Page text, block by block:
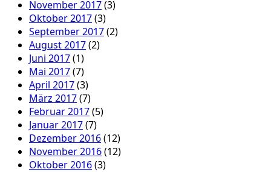
November 2017(3)
Oktober 2017(3)
September 2017(2)
August 2017(2)
Juni 2017(1)
Mai 2017(7)
April 2017(3)
März 2017(7)
Februar 2017(5)
Januar 2017(7)
Dezember 2016(12)
November 2016(12)
Oktober 2016(3)